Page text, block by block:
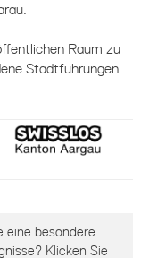
Raum zu
Stadtführungen
eine besondere
Klicken Sie